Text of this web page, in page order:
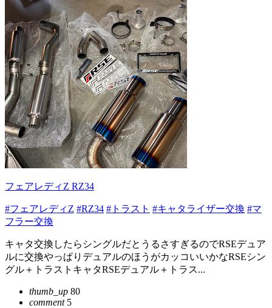
フェアレディZ RZ34
#フェアレディZ #RZ34 #トラスト #キャタライザー交換 #マ
フラー交換
キャタ交換したらシングルだとうるさすぎるのでRSEデュア
ルに交換やっぱりデュアルのほうがカッコいいかなRSEシン
グル＋トラストキャタRSEデュアル＋トラス...
thumb_up 80
comment5